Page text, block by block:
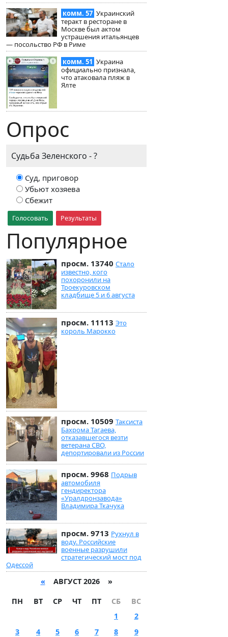
комм. 57 Украинский
теракт в ресторане в
Москве был актом
устрашения итальянцев
— посольство РФ в Риме
комм. 51 Украина
официально признала,
что атаковала пляж в
Ялте
Опрос
Судьба Зеленского - ?
Суд, приговор
Убьют хозяева
Сбежит
Голосовать Результаты
Популярное
просм. 13740 Стало
известно, кого
похоронили на
Троекуровском
кладбище 5 и 6 августа
просм. 11113 Это
король Марокко
просм. 10509 Таксиста
Бахрома Тагаева,
отказавшегося везти
ветерана СВО,
депортировали из России
просм. 9968 Подрыв
автомобиля
гендиректора
«Уралдронзавода»
Владимира Ткачука
просм. 9713 Рухнул в
воду. Российские
военные разрушили
стратегический мост под
Одессой
« АВГУСТ 2026 »
ПН ВТ СР ЧТ ПТ СБ
ВС
1
2
3
4 5 6 7 8
9